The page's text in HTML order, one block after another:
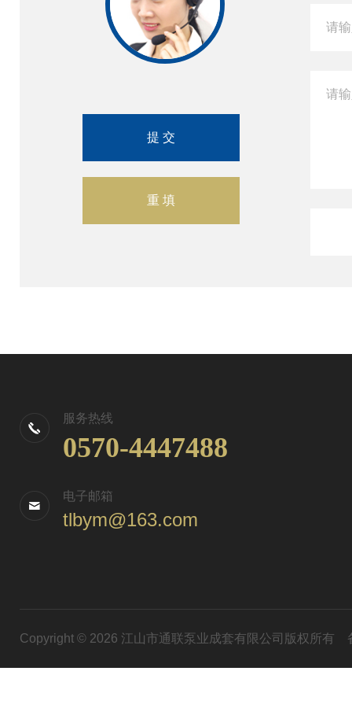
服务热线
0570-4447488
电子邮箱
tlbym@163.com
Copyright © 2026 江山市通联泵业成套有限公司版权所有